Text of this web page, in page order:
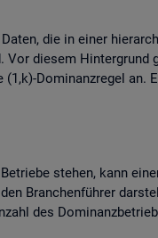
die in einer
die­sem
Do­mi­nanz­re­gel
ste­hen, kann
Bran­chen­füh­rer
des